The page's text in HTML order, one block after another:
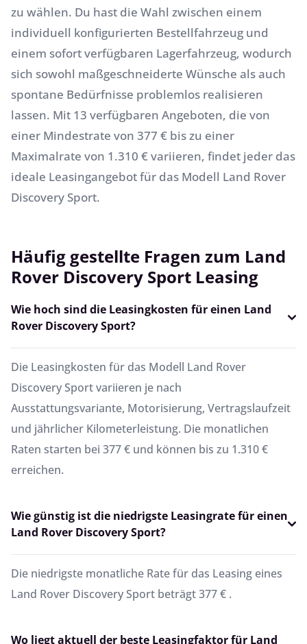
zu wählen. Du hast die Wahl zwischen einem
individuell konfigurierten Bestellfahrzeug und
einem sofort verfügbaren Lagerfahrzeug, wodurch
sich sowohl maßgeschneiderte Wünsche als auch
spontane Bedürfnisse problemlos realisieren
lassen. Mit 13 verfügbaren Angeboten, die von
einer Mindestrate von 377 € bis zu einer
Maximalrate von 1.310 € variieren, findet jeder das
ideale Leasingangebot für das Modell Land Rover
Discovery Sport.
Häufig gestellte Fragen zum Land
Rover Discovery Sport Leasing
Wie hoch sind die Leasingkosten für einen Land
Rover Discovery Sport?
Die Leasingkosten für das Modell Land Rover
Discovery Sport variieren je nach
Ausstattungsvariante, Motorisierung, Vertragslaufzeit
und jährlicher Kilometerleistung. Die monatlichen
Raten starten bei 377 € und können bis zu 1.310 €
erreichen.
Wie günstig ist die niedrigste Leasingrate für einen
Land Rover Discovery Sport?
Die niedrigste monatliche Rate für das Leasing eines
Land Rover Discovery Sport beträgt 377 € .
Wo liegt aktuell der beste Leasingfaktor für Land